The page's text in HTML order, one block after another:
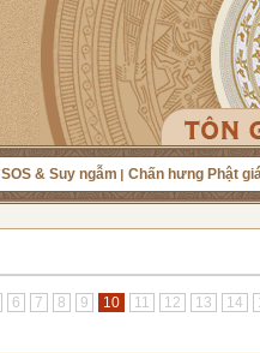
SOS & Suy ngẫm Chấn hưng Phật
6 7 8 9 10 11 12 13 14